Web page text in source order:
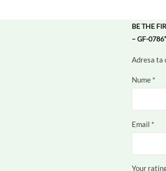
BE THE
– GF-0786”
Adresa ta
Nume *
Email *
Your